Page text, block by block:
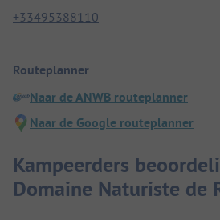
+33495388110
Routeplanner
Naar de ANWB routeplanner
Naar de Google routeplanner
Kampeerders
Domaine Naturiste de